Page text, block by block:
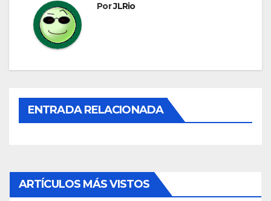
PorJLRio
ENTRADA RELACIONADA
ARTÍCULOS MÁS VISTOS